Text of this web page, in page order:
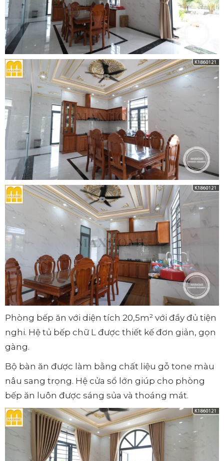
Phòng bếp ăn với diện tích 20,5m² với đầy đủ tiện
nghi. Hệ tủ bếp chữ L được thiết kế đơn giản, gọn
gàng.
Bộ bàn ăn được làm bằng chất liệu gỗ tone màu
nâu sang trọng. Hệ cửa sổ lớn giúp cho phòng
bếp ăn luôn được sáng sủa và thoáng mát.